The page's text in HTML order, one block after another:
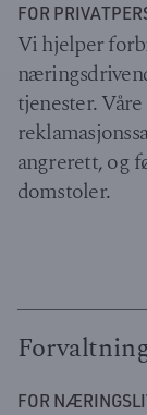
FOR
Vi hjelper
tjenester.
angrerett, og
domstoler.
FOR